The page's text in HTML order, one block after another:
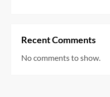
Recent Comments
No comments to show.